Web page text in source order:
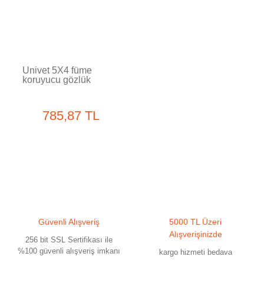
Univet 5X4 füme
koruyucu gözlük
785,87 TL
Güvenli Alışveriş
256 bit SSL Sertifikası ile
%100 güvenli alışveriş imkanı
5000 TL Üzeri
Alışverişinizde
kargo hizmeti bedava